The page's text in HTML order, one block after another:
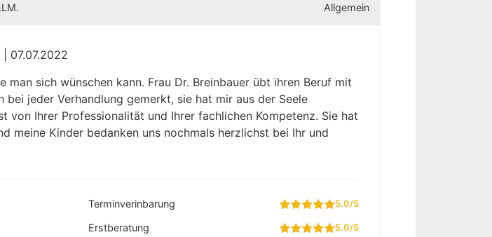
Allgemein
07.07.2022
man sich wünschen kann. Frau Dr. Breinbauer übt ihren Beruf mit
bei jeder Verhandlung gemerkt, sie hat mir aus der Seele
von Ihrer Professionalität und Ihrer fachlichen Kompetenz. Sie hat
meine Kinder bedanken uns nochmals herzlichst bei Ihr und
Terminverinbarung 5.0/5
Erstberatung 5.0/5